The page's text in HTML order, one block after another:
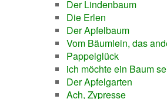
Der Lindenbaum
Die Erlen
Der Apfelbaum
Vom Bäumlein, das
Pappelglück
ich möchte ein Baum
Der Apfelgarten
Ach, Zypresse